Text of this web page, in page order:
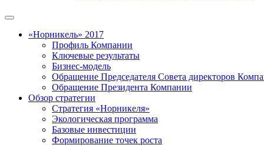
«Норникель» 2017
Профиль Компании
Ключевые результаты
Бизнес-модель
Обращение Председателя Совета директоров
Обращение Президента Компании
Обзор стратегии
Стратегия «Норникеля»
Экологическая программа
Базовые инвестиции
Формирование точек роста